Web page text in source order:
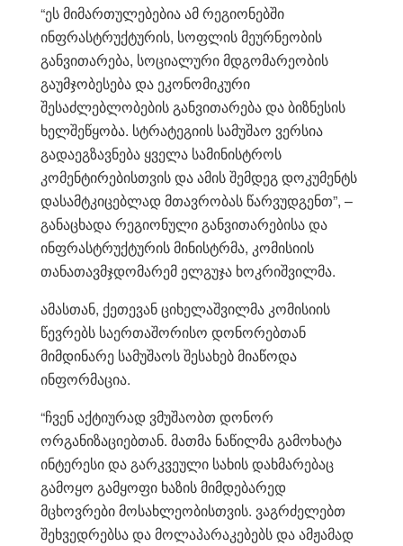
“ეს მიმართულებებია ამ რეგიონებში
ინფრასტრუქტურის, სოფლის მეურნეობის
განვითარება, სოციალური მდგომარეობის
გაუმჯობესება და ეკონომიკური
შესაძლებლობების განვითარება და ბიზნესის
ხელშეწყობა. სტრატეგიის სამუშაო ვერსია
გადაეგზავნება ყველა სამინისტროს
კომენტირებისთვის და ამის შემდეგ დოკუმენტს
დასამტკიცებლად მთავრობას წარვუდგენთ”, –
განაცხადა რეგიონული განვითარებისა და
ინფრასტრუქტურის მინისტრმა, კომისიის
თანათავმჯდომარემ ელგუჯა ხოკრიშვილმა.
ამასთან, ქეთევან ციხელაშვილმა კომისიის
წევრებს საერთაშორისო დონორებთან
მიმდინარე სამუშაოს შესახებ მიაწოდა
ინფორმაცია.
“ჩვენ აქტიურად ვმუშაობთ დონორ
ორგანიზაციებთან. მათმა ნაწილმა გამოხატა
ინტერესი და გარკვეული სახის დახმარებაც
გამოყო გამყოფი ხაზის მიმდებარედ
მცხოვრები მოსახლეობისთვის. ვაგრძელებთ
შეხვედრებსა და მოლაპარაკებებს და ამჟამად